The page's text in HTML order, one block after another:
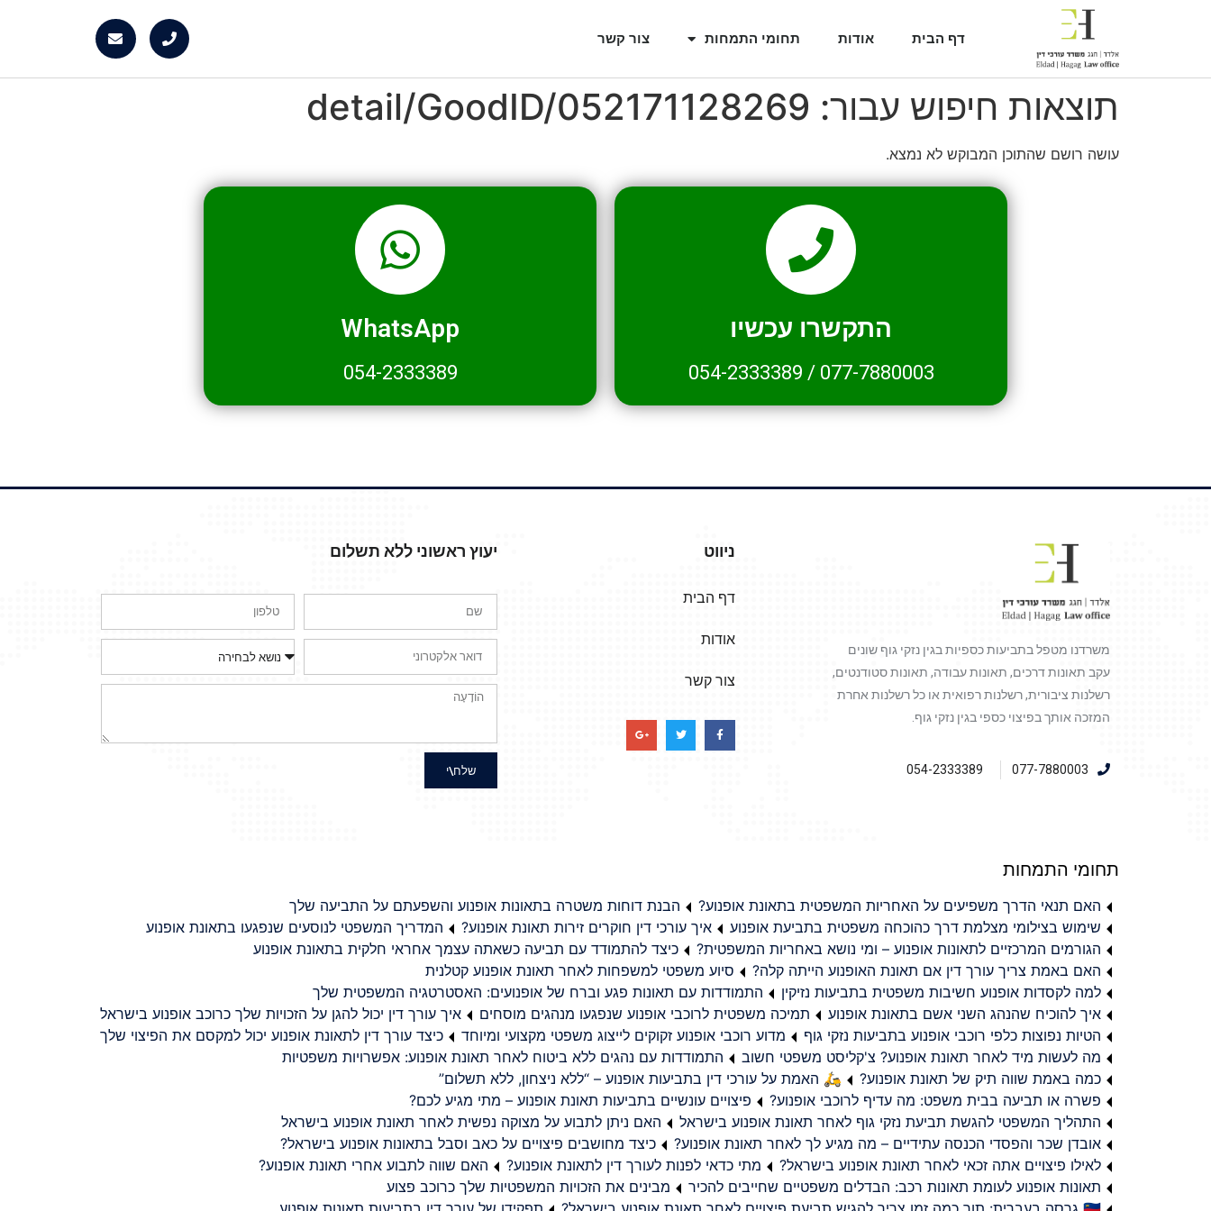
דף הבית אודות תחומי התמחות צור קשר
תוצאות חיפוש עבור: detail/GoodID/052171128269
עושה רושם שהתוכן המבוקש לא נמצא.
התקשרו עכשיו
077-7880003
/
054-2333389
WhatsApp
054-2333389
משרדנו מטפל בתביעות כספיות בגין נזקי גוף שונים
עקב תאונות דרכים, תאונות עבודה, תאונות סטודנטים,
רשלנות ציבורית, רשלנות רפואית או כל רשלנות אחרת
המזכה אותך בפיצוי כספי בגין נזקי גוף.
077-7880003
054-2333389
ניווט
דף הבית
אודות
צור קשר
יעוץ ראשוני ללא תשלום
שלח\י
תחומי התמחות
האם תנאי הדרך משפיעים על האחריות המשפטית בתאונת אופנוע?
הבנת דוחות משטרה בתאונות אופנוע והשפעתם על התביעה שלך
שימוש בצילומי מצלמת דרך כהוכחה משפטית בתביעת אופנוע
איך עורכי דין חוקרים זירות תאונת אופנוע?
המדריך המשפטי לנוסעים שנפגעו בתאונת אופנוע
הגורמים המרכזיים לתאונות אופנוע – ומי נושא באחריות המשפטית?
כיצד להתמודד עם תביעה כשאתה עצמך אחראי חלקית בתאונת אופנוע
האם באמת צריך עורך דין אם תאונת האופנוע הייתה קלה?
סיוע משפטי למשפחות לאחר תאונת אופנוע קטלנית
למה לקסדות אופנוע חשיבות משפטית בתביעות נזיקין
התמודדות עם תאונות פגע וברח של אופנועים: האסטרטגיה המשפטית שלך
איך להוכיח שהנהג השני אשם בתאונת אופנוע
תמיכה משפטית לרוכבי אופנוע שנפגעו מנהגים מוסחים
איך עורך דין יכול להגן על הזכויות שלך כרוכב אופנוע בישראל
הטיות נפוצות כלפי רוכבי אופנוע בתביעות נזקי גוף
מדוע רוכבי אופנוע זקוקים לייצוג משפטי מקצועי ומיוחד
כיצד עורך דין לתאונת אופנוע יכול למקסם את הפיצוי שלך
מה לעשות מיד לאחר תאונת אופנוע? צ'קליסט משפטי חשוב
התמודדות עם נהגים ללא ביטוח לאחר תאונת אופנוע: אפשרויות משפטיות
כמה באמת שווה תיק של תאונת אופנוע?
🛵 האמת על עורכי דין בתביעות אופנוע – “ללא ניצחון, ללא תשלום”
פשרה או תביעה בבית משפט: מה עדיף לרוכבי אופנוע?
פיצויים עונשיים בתביעות תאונת אופנוע – מתי מגיע לכם?
התהליך המשפטי להגשת תביעת נזקי גוף לאחר תאונת אופנוע בישראל
האם ניתן לתבוע על מצוקה נפשית לאחר תאונת אופנוע בישראל
אובדן שכר והפסדי הכנסה עתידיים – מה מגיע לך לאחר תאונת אופנוע?
כיצד מחושבים פיצויים על כאב וסבל בתאונות אופנוע בישראל?
לאילו פיצויים אתה זכאי לאחר תאונת אופנוע בישראל?
מתי כדאי לפנות לעורך דין לתאונת אופנוע?
האם שווה לתבוע אחרי תאונת אופנוע?
תאונות אופנוע לעומת תאונות רכב: הבדלים משפטיים שחייבים להכיר
מבינים את הזכויות המשפטיות שלך כרוכב פצוע